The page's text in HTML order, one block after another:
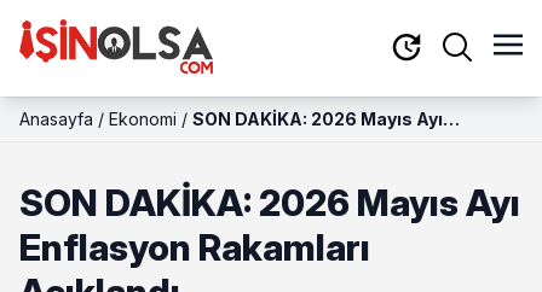
Anasayfa / Ekonomi / SON DAKİKA: 2026 Mayıs Ayı
SON DAKİKA: 2026 Mayıs Ayı
Enflasyon Rakamları